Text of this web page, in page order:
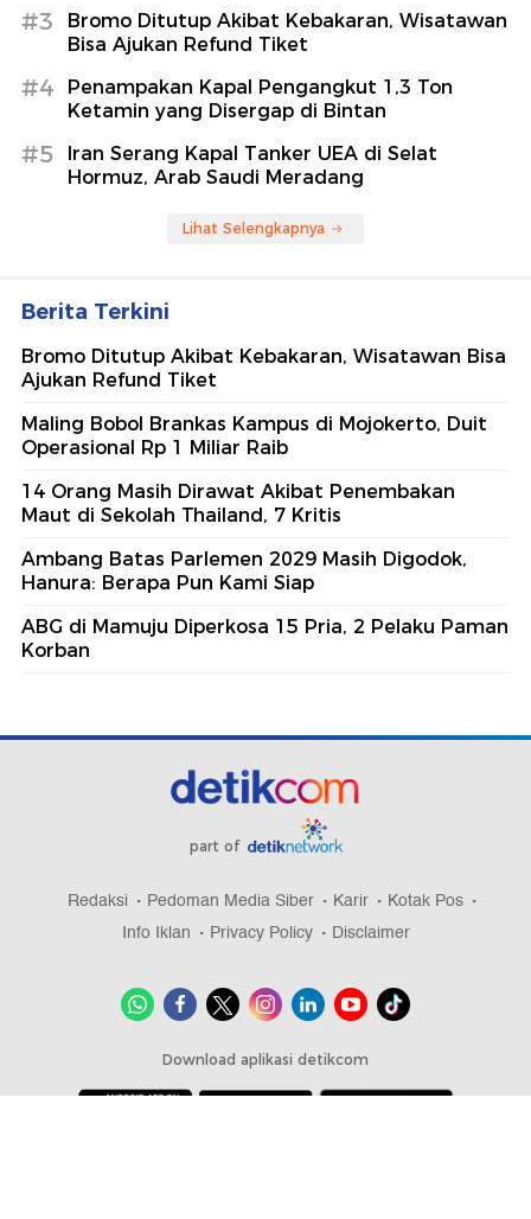
#3
Bromo Ditutup Akibat Kebakaran, Wisatawan
Bisa Ajukan Refund Tiket
#4
Penampakan Kapal Pengangkut 1,3 Ton
Ketamin yang Disergap di Bintan
#5
Iran Serang Kapal Tanker UEA di Selat
Hormuz, Arab Saudi Meradang
Lihat Selengkapnya
Berita Terkini
Bromo Ditutup Akibat Kebakaran, Wisatawan Bisa
Ajukan Refund Tiket
Maling Bobol Brankas Kampus di Mojokerto, Duit
Operasional Rp 1 Miliar Raib
14 Orang Masih Dirawat Akibat Penembakan
Maut di Sekolah Thailand, 7 Kritis
Ambang Batas Parlemen 2029 Masih Digodok,
Hanura: Berapa Pun Kami Siap
ABG di Mamuju Diperkosa 15 Pria, 2 Pelaku Paman
Korban
part of
Redaksi Pedoman Media Siber Karir
Kotak Pos
Info Iklan
Privacy Policy Disclaimer
Download aplikasi detikcom